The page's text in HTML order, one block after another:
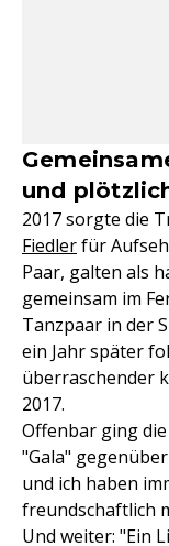
und
2017 sorgte die
Fiedlerfür
Paar, galten als
gemeinsam im
Tanzpaar in der
ein Jahr später
überraschender
2017.
Offenbar ging
"Gala"
und ich haben
freundschaftlich
Und weiter: "Ein